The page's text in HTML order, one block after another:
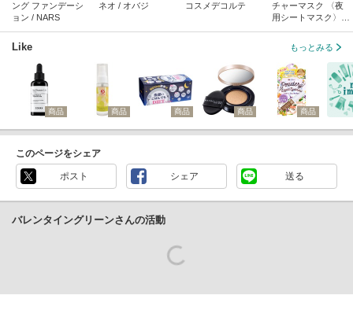
ング ファンデーシ
ョン / NARS
ネオ / オバジ
コスメデコルテ
チャーマスク 〈夜
用シートマスク〉 /
Like もっとみる
商品 商品 商品 商品 商品
このページをシェア
ポスト シェア 送る
バレンタイングリーンさんの活動